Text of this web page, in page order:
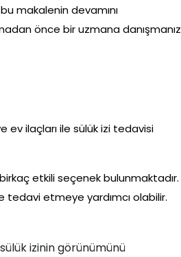
makalenin devamını
önce bir uzmana danışmanız
ev ilaçları ile sülük izi tedavisi
etkili seçenek bulunmaktadır.
tedavi etmeye yardımcı olabilir.
izinin görünümünü